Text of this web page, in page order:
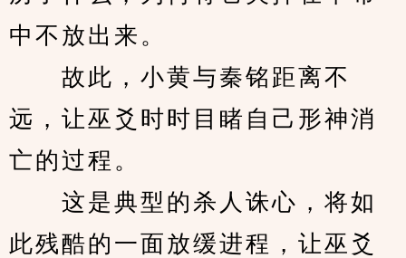
中不放出来。
故此，小黄与秦铭距离不
远，让巫爻时时目睹自己形神消
亡的过程。
这是典型的杀人诛心，将如
此残酷的一面放缓进程，让巫爻